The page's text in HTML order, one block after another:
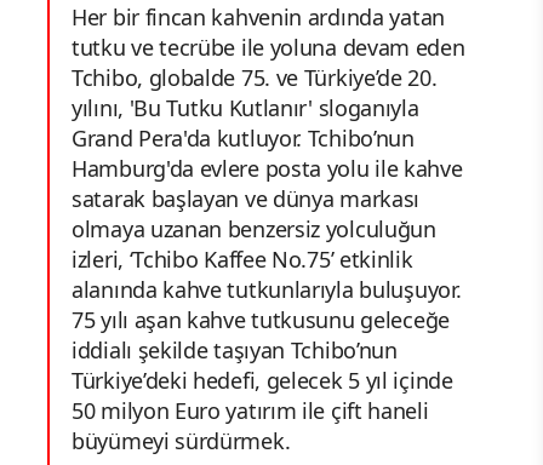
Her bir fincan kahvenin ardında yatan
tutku ve tecrübe ile yoluna devam eden
Tchibo, globalde 75. ve Türkiye’de 20.
yılını, 'Bu Tutku Kutlanır' sloganıyla
Grand Pera'da kutluyor. Tchibo’nun
Hamburg'da evlere posta yolu ile kahve
satarak başlayan ve dünya markası
olmaya uzanan benzersiz yolculuğun
izleri, ‘Tchibo Kaffee No.75’ etkinlik
alanında kahve tutkunlarıyla buluşuyor.
75 yılı aşan kahve tutkusunu geleceğe
iddialı şekilde taşıyan Tchibo’nun
Türkiye’deki hedefi, gelecek 5 yıl içinde
50 milyon Euro yatırım ile çift haneli
büyümeyi sürdürmek.